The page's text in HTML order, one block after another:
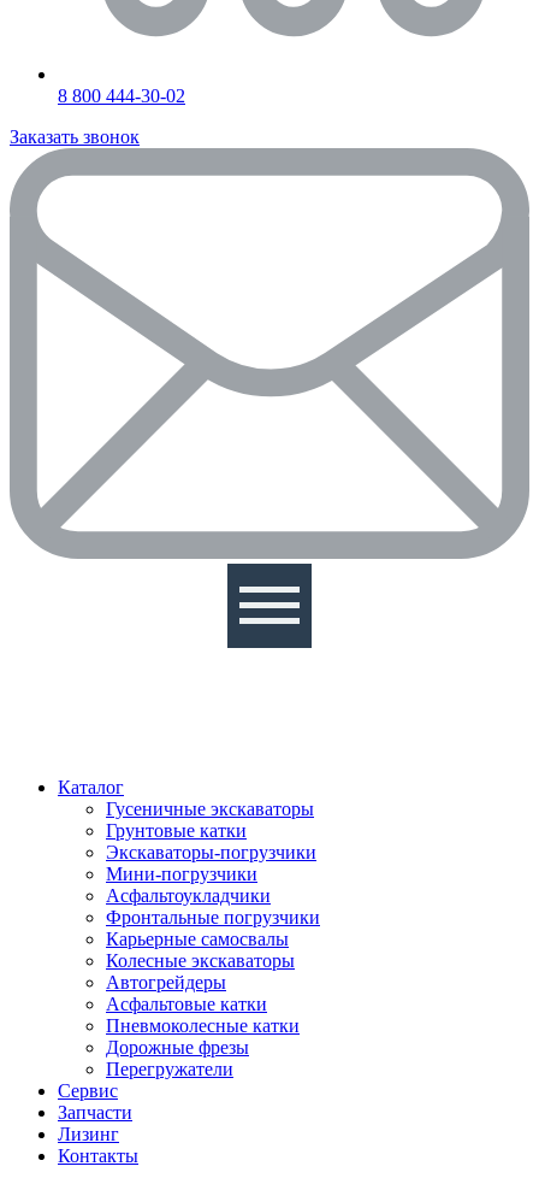
8 800 444-30-02
Заказать звонок
Каталог
Гусеничные экскаваторы
Грунтовые катки
Экскаваторы-погрузчики
Мини-погрузчики
Асфальтоукладчики
Фронтальные погрузчики
Карьерные самосвалы
Колесные экскаваторы
Автогрейдеры
Асфальтовые катки
Пневмоколесные катки
Дорожные фрезы
Перегружатели
Сервис
Запчасти
Лизинг
Контакты